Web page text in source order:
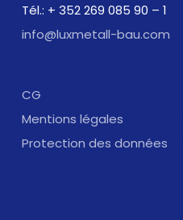
Tél.: + 352 269 085 90 – 1
info@luxmetall-bau.com
CG
Mentions légales
Protection des données